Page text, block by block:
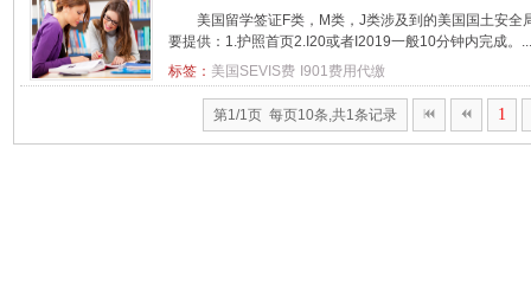
美国留学签证F类，M类，J类涉及到的美国国土安
要提供：1.护照首页2.I20或者I2019一般10分钟内完成。
标签： 美国SEVIS费 I901费用代缴
第1/1页 每页10条,共1条记录 1